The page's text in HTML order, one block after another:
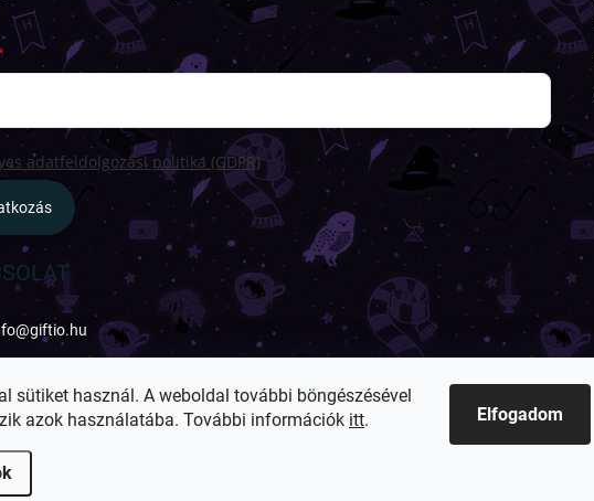
sütiket használ. A weboldal további böngészésével
azok használatába. További információk itt. Elfogadom
adatfeldolgozási politika (GDPR)
@giftio.hu
szerkesztése